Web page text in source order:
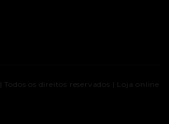
| Todos os direitos reservados | Loja online